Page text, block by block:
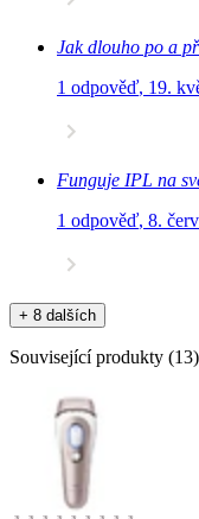
Jak dlouho po a
1 odpověď, 19.
Funguje IPL na
1 odpověď, 8.
+ 8 dalších
Související produkty (13)